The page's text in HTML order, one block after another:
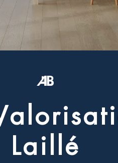
alorisati
Laillé